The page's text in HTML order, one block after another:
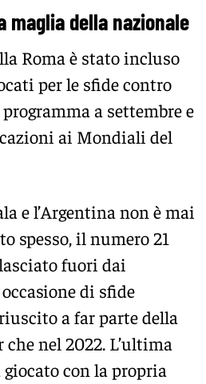
maglia della nazionale
Roma è stato incluso
per le sfide contro
a settembre e
ai Mondiali del
e l’Argentina non è mai
spesso, il numero 21
fuori dai
di sfide
a far parte della
nel 2022. L’ultima
giocato con la propria